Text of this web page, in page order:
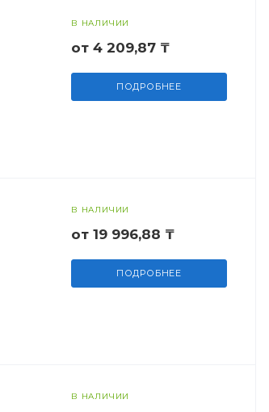
В НАЛИЧИИ
от 4 209,87 ₸
ПОДРОБНЕЕ
В НАЛИЧИИ
от 19 996,88 ₸
ПОДРОБНЕЕ
В НАЛИЧИИ